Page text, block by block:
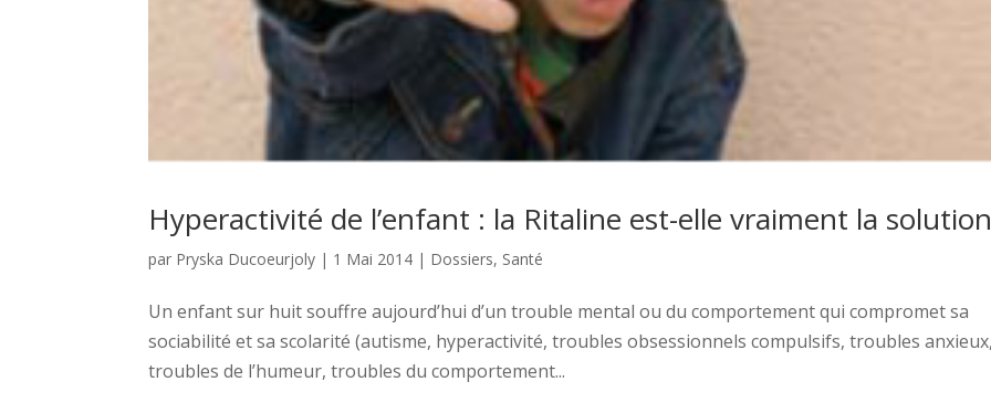
Hyperactivité de l’enfant : la Ritaline est-elle vraiment la
par Pryska Ducoeurjoly | 1 Mai 2014 | Dossiers, Santé
Un enfant sur huit souffre aujourd’hui d’un trouble mental ou du comportement qui compromet sa
sociabilité et sa scolarité (autisme, hyperactivité, troubles obsessionnels compulsifs, troubles
troubles de l’humeur, troubles du comportement...